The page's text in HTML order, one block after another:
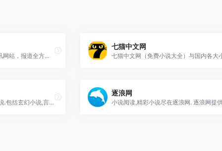
娱乐中国是国内独立娱乐资讯网站，报道全方位的明星、娱乐资讯。
七猫中文网
红薯小说网,提供最新免费小说.包括玄幻小说,言情小说,网游小说等热门分类.找好看的小说,请到hongshu.com,超快网速,更新频繁,为读者提供免费小说，友好交流的网站.
逐浪网